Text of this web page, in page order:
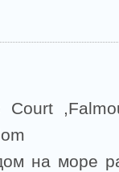
Court
на море